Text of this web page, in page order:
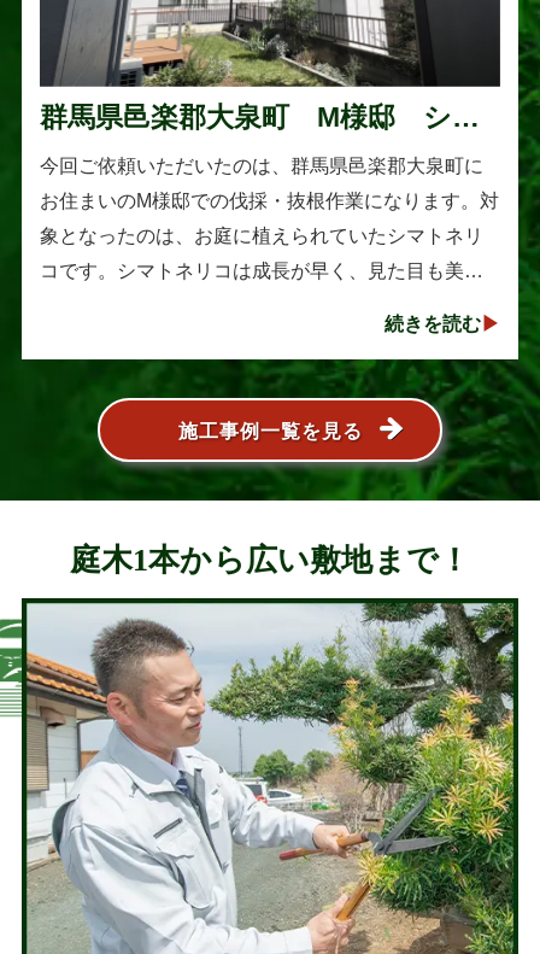
群馬県邑楽郡大泉町 M様邸 シマ
トネリコの伐採と抜根作業
今回ご依頼いただいたのは、群馬県邑楽郡大泉町に
お住まいのM様邸での伐採・抜根作業になります。対
象となったのは、お庭に植えられていたシマトネリ
コです。シマトネリコは成長が早く、見た目も美し
続きを読む
施工事例一覧を見る
庭木1本から広い敷地まで！